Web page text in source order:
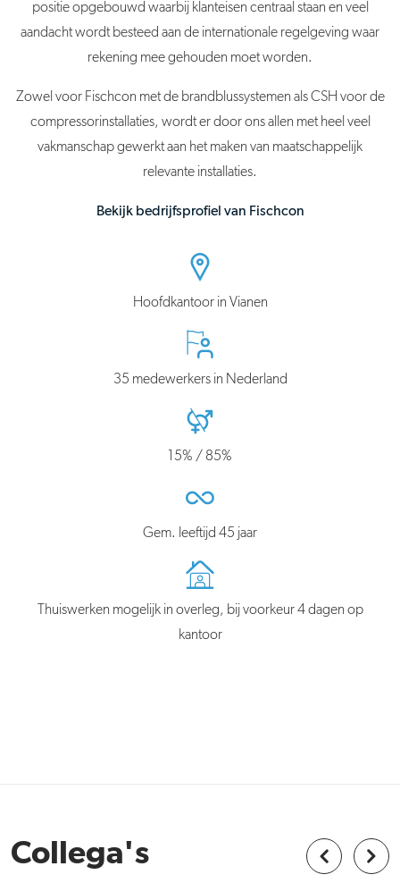
positie opgebouwd waarbij klanteisen centraal staan en veel
aandacht wordt besteed aan de internationale regelgeving waar
rekening mee gehouden moet worden.
Zowel voor Fischcon met de brandblussystemen als CSH voor de
compressorinstallaties, wordt er door ons allen met heel veel
vakmanschap gewerkt aan het maken van maatschappelijk
relevante installaties.
Bekijk bedrijfsprofiel van Fischcon
Hoofdkantoor in Vianen
35 medewerkers in Nederland
15% / 85%
Gem. leeftijd 45 jaar
Thuiswerken mogelijk in overleg, bij voorkeur 4 dagen op
kantoor
Collega's